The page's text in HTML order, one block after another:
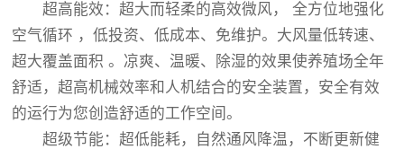
超高能效：超大而轻柔的高效微风， 全方位地强化
空气循环 ，低投资、低成本、免维护。大风量低转速、
超大覆盖面积 。凉爽、温暖、除湿的效果使养殖场全年
舒适，超高机械效率和人机结合的安全装置，安全有效
的运行为您创造舒适的工作空间。
超级节能：超低能耗，自然通风降温，不断更新健